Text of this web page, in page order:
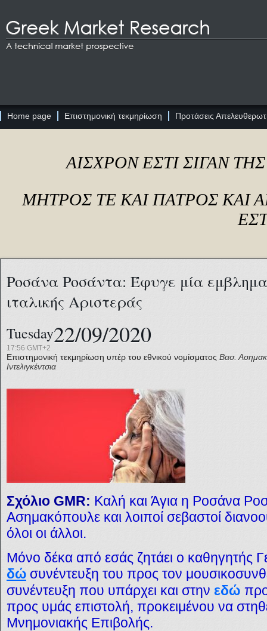
Home page Επιστημονική τεκμηρίωση Προτάσεις
ΑΙΣΧΡΟΝ ΕΣΤΙ ΣΙΓΑΝ
ΜΗΤΡΟΣ ΤΕ ΚΑΙ ΠΑΤΡΟΣ ΚΑΙ
Ροσάνα Ροσάντα: Έφυγε μία
ιταλικής Αριστεράς
Tuesday22/09/2020
17:56 GMT+2
Επιστημονική τεκμηρίωση υπέρ του εθνικού νομίσματος Βασ.
Ιντελιγκέντσια
Σχόλιο GMR: Καλή και Άγια η Ροσάνα
Ασημακόπουλε και λοιποί σεβαστοί
όλοι οι άλλοι.
Μόνο δέκα από εσάς ζητάει ο καθηγητής
δώ συνέντευξη του προς τον
συνέντευξη που υπάρχει και στην εδώ
προς υμάς επιστολή, προκειμένου να
Μνημονιακής Επιβολής.